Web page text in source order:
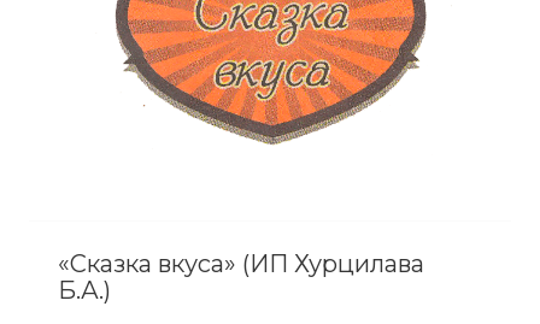
«Сказка вкуса» (ИП Хурцилава
Б.А.)